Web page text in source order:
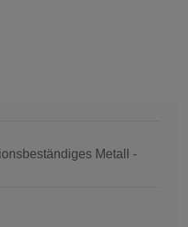
Metall -